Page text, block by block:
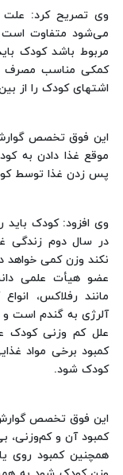
وی تصریح کرد:
می‌شود متفاوت است
مربوط باشد کودک
کمکی مناسب مصرف
اشتهای کودک را از
این فوق تخصص گوارش
موقع غذا دادن به
پس زدن غذا توسط
در سال دوم زندگی
نکند وزن کمی خواهد
عضو هیأت علمی
مانند رفلاکس،
آلرژی به گندم است و
علل کم وزنی کودک
کمبود برخی مواد
کودک شود.
این فوق تخصص
کمبود آن و
همچنین کمبود روی